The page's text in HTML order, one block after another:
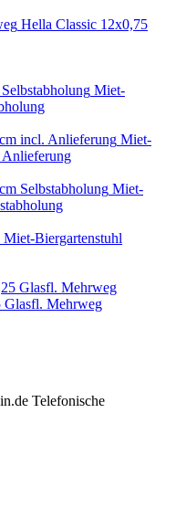
Hella Classic 12x0,75
Miet-
Miet-
Anlieferung
Miet-
Miet-Biergartenstuhl
Glasfl. Mehrweg
Telefonische